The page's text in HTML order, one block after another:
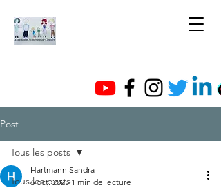
Post
Tous les posts
Tous les posts
Hartmann Sandra
6 oct. 2025 1 min de lecture